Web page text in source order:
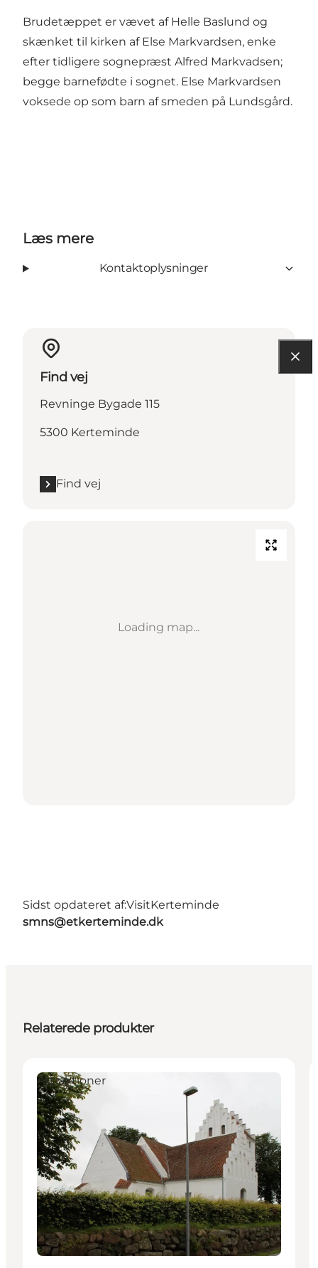
Brudetæppet er vævet af Helle Baslund og
skænket til kirken af Else Markvardsen, enke
efter tidligere sognepræst Alfred Markvadsen;
begge barnefødte i sognet. Else Markvardsen
voksede op som barn af smeden på Lundsgård.
Læs mere
Kontaktoplysninger
Find vej
Revninge Bygade 115
5300 Kerteminde
Find vej
Loading map...
Sidst opdateret af:VisitKerteminde
smns@etkerteminde.dk
Relaterede produkter
Attraktioner